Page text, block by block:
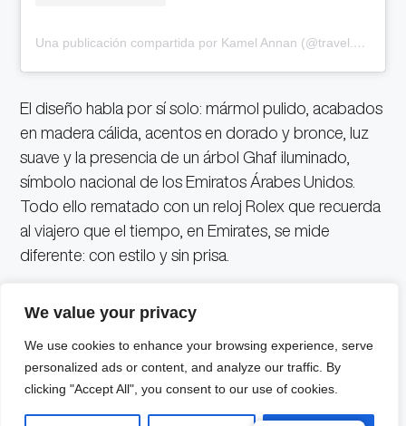
We value your privacy
We use cookies to enhance your browsing experience, serve
personalized ads or content, and analyze our traffic. By
clicking "Accept All", you consent to our use of cookies.
Una publicación compartida por Kamel Annan (@travel.kamel)
El diseño habla por sí solo: mármol pulido, acabados
en madera cálida, acentos en dorado y bronce, luz
suave y la presencia de un árbol Ghaf iluminado,
símbolo nacional de los Emiratos Árabes Unidos.
Todo ello rematado con un reloj Rolex que recuerda
al viajero que el tiempo, en Emirates, se mide
diferente: con estilo y sin prisa.
Tecnología al servicio del
confort
El proceso de check-in ha sido reinventado para
alinearse con las expectativas de quienes vuelan con